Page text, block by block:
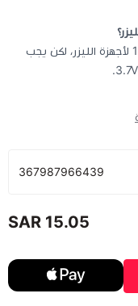
نعم، بعض أجهزة الليزر تستخدم بطارية 16340 لأجهزة الليزر، لكن يجب
367987966439
15.05 SAR